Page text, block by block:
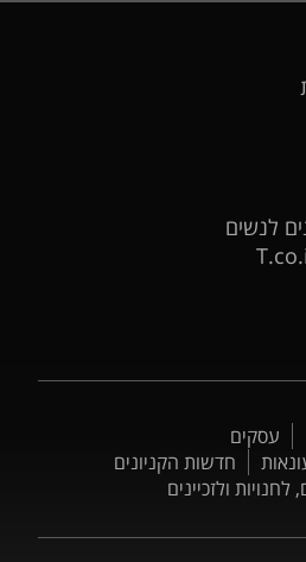
לנשים
עסקים
חדשות הקניונים
לחנויות ולזכיינים